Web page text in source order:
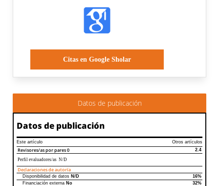
Citas en Google Sholar
Datos de publicación
Datos de publicación
Este artículo Otros artículos
Revisores/as por pares0
2.4
Perfil evaluadores/as N/D
Declaraciones de autoría
Declaraciones de autoríaEste artículo
Disponibilidad de datos N/D
16%
Financiación externa No
32%